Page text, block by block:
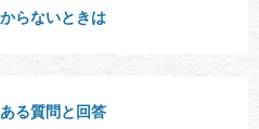
らないときは
る質問と回答